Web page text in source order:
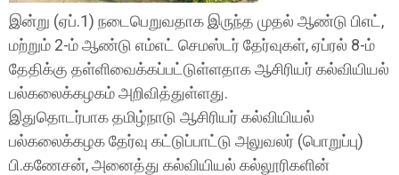
இன்று (ஏப்.1) நடைபெறுவதாக இருந்த முதல் ஆண்டு பிஎட்,
மற்றும் 2-ம் ஆண்டு எம்எட் செமஸ்டர் தேர்வுகள், ஏப்ரல் 8-ம்
தேதிக்கு தள்ளிவைக்கப்பட்டுள்ளதாக ஆசிரியர் கல்வியியல்
பல்கலைக்கழகம் அறிவித்துள்ளது.
இதுதொடர்பாக தமிழ்நாடு ஆசிரியர் கல்வியியல்
பல்கலைக்கழக தேர்வு கட்டுப்பாட்டு அலுவலர் (பொறுப்பு)
பி.கணேசன், அனைத்து கல்வியியல் கல்லூரிகளின்